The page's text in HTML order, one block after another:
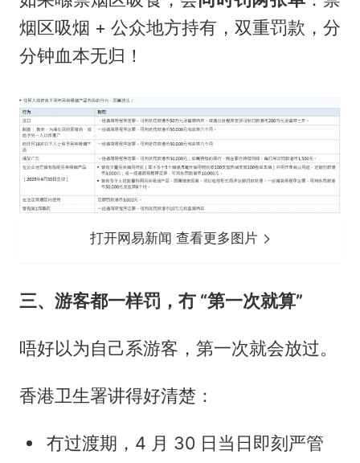
烟区吸烟 + 公众地方持有，双重罚款，分
分钟血本无归！
打开网易新闻 查看更多图片
三、游客都一样罚，冇 “第一次就算”
唔好以为自己系游客，第一次就会放过。
香港卫生署讲得好清楚：
冇过渡期，4 月 30 日当日即刻严管